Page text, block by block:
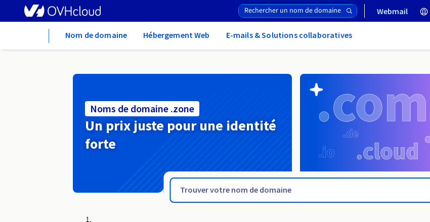
Webmail
Nom de domaine Hébergement Web E-mails & Solutions collaboratives
Noms de domaine .zone
Un prix juste pour une identité
forte